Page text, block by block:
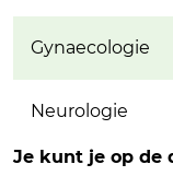
Gynaecologie
Neurologie
Je kunt je op de